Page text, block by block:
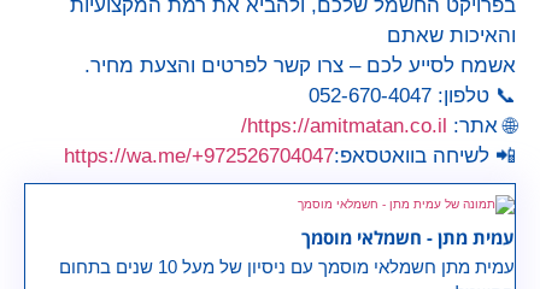
בפרויקט החשמל שלכם, ולהביא את רמת המקצועיות
והאיכות שאתם
אשמח לסייע לכם – צרו קשר לפרטים והצעת מחיר.
📞 טלפון: 052-670-4047
🌐 אתר: https://amitmatan.co.il/
📲 לשיחה בוואטסאפ:https://wa.me/+972526704047
עמית מתן - חשמלאי מוסמך
עמית מתן חשמלאי מוסמך עם ניסיון של מעל 10 שנים בתחום